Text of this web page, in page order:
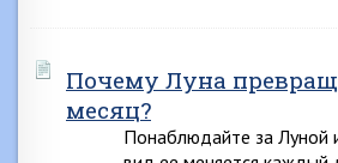
Почему Луна
месяц?
Понаблюдайте за Луной